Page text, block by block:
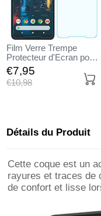
Film Verre Trempe
Protecteur d'Ecran pour
Google Pixel 2 XL Clair
€7,95
€10,98
Détails du Produit
Cette coque est un
rayures et traces de
de confort et lisse